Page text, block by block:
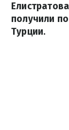
получили
Турции.